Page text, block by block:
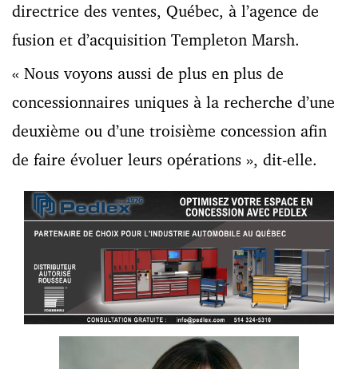
directrice des ventes, Québec, à l’agence de
fusion et d’acquisition Templeton Marsh.
« Nous voyons aussi de plus en plus de
concessionnaires uniques à la recherche d’une
deuxième ou d’une troisième concession afin
de faire évoluer leurs opérations », dit-elle.